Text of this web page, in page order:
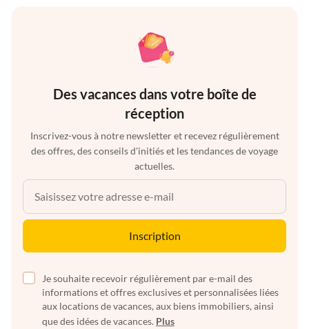
Des vacances dans votre boîte de
réception
Inscrivez-vous à notre newsletter et recevez régulièrement
des offres, des conseils d'initiés et les tendances de voyage
actuelles.
Inscription
Je souhaite recevoir régulièrement par e-mail des
informations et offres exclusives et personnalisées liées
aux locations de vacances, aux biens immobiliers, ainsi
que des idées de vacances. Plus